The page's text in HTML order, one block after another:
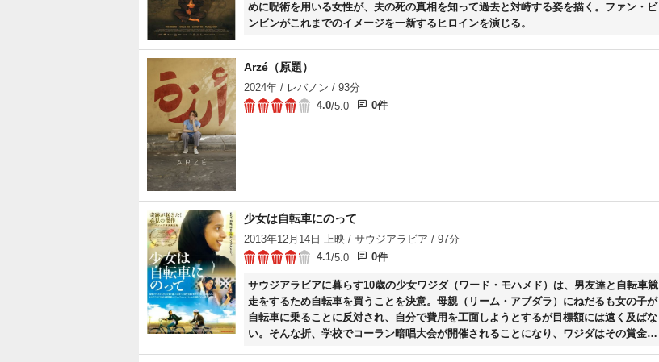
めに呪術を用いる女性が、夫の死の真相を知って過去と対峙する姿を描く。ファン・ビ
ンビンがこれまでのイメージを一新するヒロインを演じる。
Arzé（原題）
2024年 / レバノン / 93分
4.0/5.0 0件
少女は自転車にのって
2013年12月14日 上映 / サウジアラビア / 97分
4.1/5.0 0件
サウジアラビアに暮らす10歳の少女ワジダ（ワード・モハメド）は、男友達と自転車競
走をするため自転車を買うことを決意。母親（リーム・アブダラ）にねだるも女の子が
自転車に乗ることに反対され、自分で費用を工面しようとするが目標額には遠く及ばな
い。そんな折、学校でコーラン暗唱大会が開催されることになり、ワジダはその賞金で